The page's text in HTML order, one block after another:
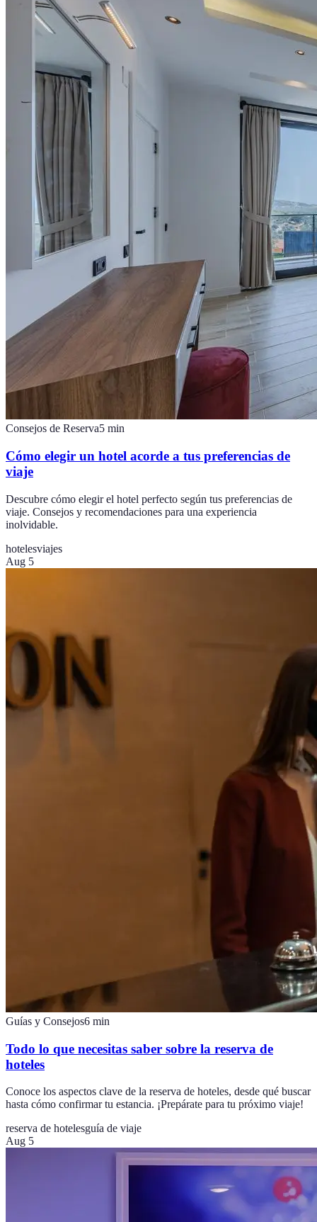
Consejos de Reserva5 min
Cómo elegir un hotel acorde a tus preferencias de
viaje
Descubre cómo elegir el hotel perfecto según tus preferencias de
viaje. Consejos y recomendaciones para una experiencia
inolvidable.
hotelesviajes
Aug 5
Guías y Consejos6 min
Todo lo que necesitas saber sobre la reserva de
hoteles
Conoce los aspectos clave de la reserva de hoteles, desde qué buscar
hasta cómo confirmar tu estancia. ¡Prepárate para tu próximo viaje!
reserva de hotelesguía de viaje
Aug 5